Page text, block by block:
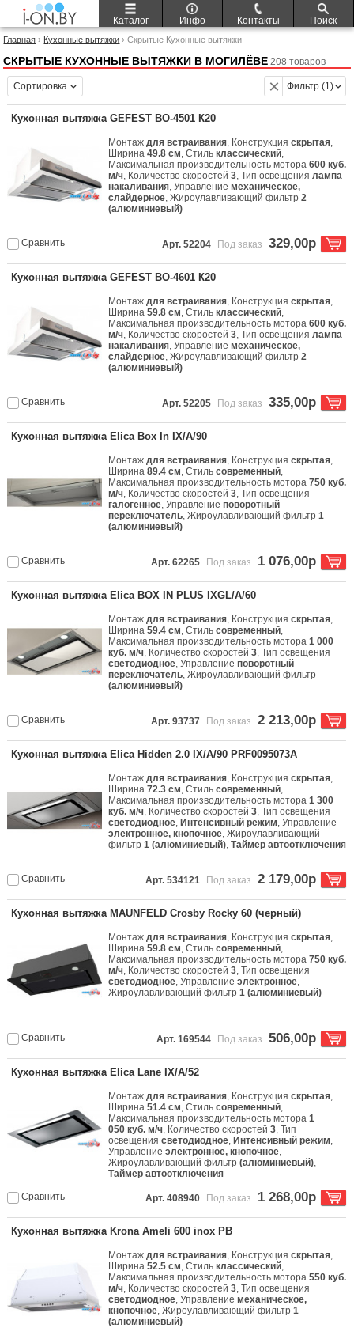
Каталог Инфо Контакты Поиск
Главная › Кухонные вытяжки › Скрытые Кухонные вытяжки
СКРЫТЫЕ КУХОННЫЕ ВЫТЯЖКИ В МОГИЛЁВЕ 208 товаров
Сортировка Фильтр (1)
Кухонная вытяжка GEFEST ВО-4501 К20
Монтаждля встраивания, Конструкцияскрытая,
Ширина49.8 см, Стильклассический,
Максимальная производительность мотора600 куб.
м/ч, Количество скоростей3, Тип освещениялампа
накаливания, Управлениемеханическое,
слайдерное, Жироулавливающий фильтр2
(алюминиевый)
Сравнить Арт. 52204 Под заказ 329,00р
Кухонная вытяжка GEFEST ВО-4601 К20
Монтаждля встраивания, Конструкцияскрытая,
Ширина59.8 см, Стильклассический,
Максимальная производительность мотора600 куб.
м/ч, Количество скоростей3, Тип освещениялампа
накаливания, Управлениемеханическое,
слайдерное, Жироулавливающий фильтр2
(алюминиевый)
Сравнить Арт. 52205 Под заказ 335,00р
Кухонная вытяжка Elica Box In IX/A/90
Монтаждля встраивания, Конструкцияскрытая,
Ширина89.4 см, Стильсовременный,
Максимальная производительность мотора750 куб.
м/ч, Количество скоростей3, Тип освещения
галогенное, Управлениеповоротный
переключатель, Жироулавливающий фильтр1
(алюминиевый)
Сравнить Арт. 62265 Под заказ 1 076,00р
Кухонная вытяжка Elica BOX IN PLUS IXGL/A/60
Монтаждля встраивания, Конструкцияскрытая,
Ширина59.4 см, Стильсовременный,
Максимальная производительность мотора1 000
куб. м/ч, Количество скоростей3, Тип освещения
светодиодное, Управлениеповоротный
переключатель, Жироулавливающий фильтр
(алюминиевый)
Сравнить Арт. 93737 Под заказ 2 213,00р
Кухонная вытяжка Elica Hidden 2.0 IX/A/90 PRF0095073A
Монтаждля встраивания, Конструкцияскрытая,
Ширина72.3 см, Стильсовременный,
Максимальная производительность мотора1 300
куб. м/ч, Количество скоростей3, Тип освещения
светодиодное, Интенсивный режим, Управление
электронное, кнопочное, Жироулавливающий
фильтр1 (алюминиевый),Таймер автоотключения
Сравнить Арт. 534121 Под заказ 2 179,00р
Кухонная вытяжка MAUNFELD Crosby Rocky 60 (черный)
Монтаждля встраивания, Конструкцияскрытая,
Ширина59.8 см, Стильсовременный,
Максимальная производительность мотора750 куб.
м/ч, Количество скоростей3, Тип освещения
светодиодное, Управлениеэлектронное,
Жироулавливающий фильтр1 (алюминиевый)
Сравнить Арт. 169544 Под заказ 506,00р
Кухонная вытяжка Elica Lane IX/A/52
Монтаждля встраивания, Конструкцияскрытая,
Ширина51.4 см, Стильсовременный,
Максимальная производительность мотора1
050 куб. м/ч, Количество скоростей3, Тип
освещениясветодиодное, Интенсивный режим,
Управлениеэлектронное, кнопочное,
Жироулавливающий фильтр(алюминиевый),
Таймер автоотключения
Сравнить Арт. 408940 Под заказ 1 268,00р
Кухонная вытяжка Krona Ameli 600 inox PB
Монтаждля встраивания, Конструкцияскрытая,
Ширина52.5 см, Стильклассический,
Максимальная производительность мотора550 куб.
м/ч, Количество скоростей3, Тип освещения
светодиодное, Управлениемеханическое,
кнопочное, Жироулавливающий фильтр1
(алюминиевый)